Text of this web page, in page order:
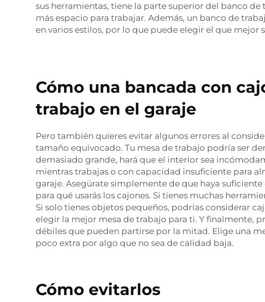
sus herramientas, tiene la parte superior del banco
más espacio para trabajar. Además, un banco de
en varios estilos, por lo que puede elegir el que mejor
Cómo una bancada con
trabajo en el garaje
Pero también quieres evitar algunos errores al
tamaño equivocado. Tu mesa de trabajo podría ser
demasiado grande, hará que el interior sea
mientras trabajas o con capacidad insuficiente para
garaje. Asegúrate simplemente de que haya
para qué usarás los cajones. Si tienes muchas
Si solo tienes objetos pequeños, podrías considerar
elegir la mejor mesa de trabajo para ti. Y finalmente,
débiles que pueden partirse por la mitad. Elige una
poco extra por algo que no sea de calidad baja.
Cómo evitarlos